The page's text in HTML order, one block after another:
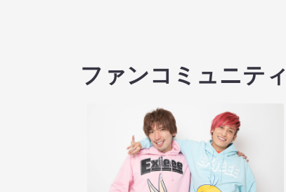
ファンコミュニティ